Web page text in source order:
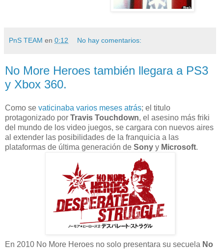
PnS TEAM en 0:12 No hay comentarios:
No More Heroes también llegara a PS3
y Xbox 360.
Como se vaticinaba varios meses atrás; el titulo
protagonizado por Travis Touchdown, el asesino más friki
del mundo de los video juegos, se cargara con nuevos aires
al extender las posibilidades de la franquicia a las
plataformas de última generación de Sony y Microsoft.
En 2010 No More Heroes no solo presentara su secuela No